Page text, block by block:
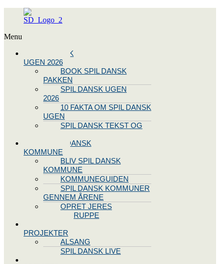
Menu
SPIL DANSK
UGEN 2026
BOOK SPIL DANSK
PAKKEN
SPIL DANSK UGEN
2026
10 FAKTA OM SPIL DANSK
UGEN
SPIL DANSK TEKST OG
BLIV SPIL DANSK
KOMMUNE
BLIV SPIL DANSK
KOMMUNE
KOMMUNEGUIDEN
SPIL DANSK KOMMUNER
GENNEM ÅRENE
OPRET JERES
STYREGRUPPE
PROJEKTER
ALSANG
SPIL DANSK LIVE